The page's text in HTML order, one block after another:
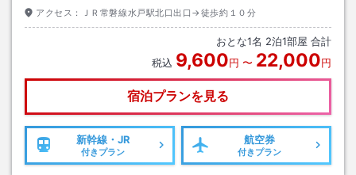
アクセス： ＪＲ常磐線水戸駅北口出口→徒歩約１０分
おとな1名 2泊1部屋 合計
税込 9,600円 〜 22,000円
宿泊プランを見る
新幹線・JR
付きプラン
航空券
付きプラン